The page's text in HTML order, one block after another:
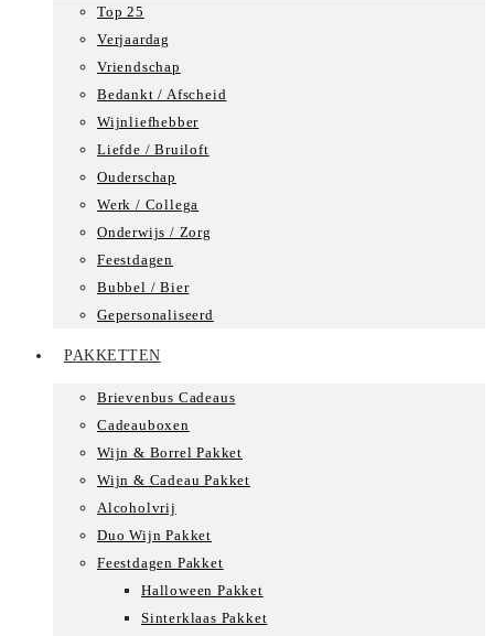
Top 25
Verjaardag
Vriendschap
Bedankt / Afscheid
Wijnliefhebber
Liefde / Bruiloft
Ouderschap
Werk / Collega
Onderwijs / Zorg
Feestdagen
Bubbel / Bier
Gepersonaliseerd
PAKKETTEN
Brievenbus Cadeaus
Cadeauboxen
Wijn & Borrel Pakket
Wijn & Cadeau Pakket
Alcoholvrij
Duo Wijn Pakket
Feestdagen Pakket
Halloween Pakket
Sinterklaas Pakket